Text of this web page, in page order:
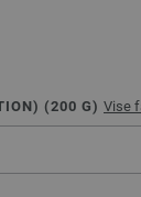
(200 G) Vise